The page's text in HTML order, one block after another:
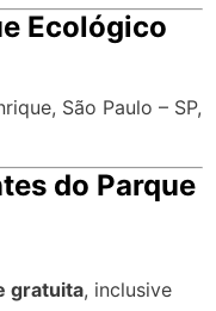
ou culturais?
Atividades
por e-mail